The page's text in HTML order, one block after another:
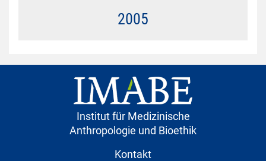
2005
Institut für Medizinische
Anthropologie und Bioethik
Kontakt